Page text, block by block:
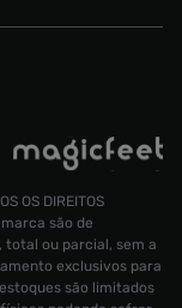
OS DIREITOS
são de
total ou parcial, sem a
exclusivos para
são limitados